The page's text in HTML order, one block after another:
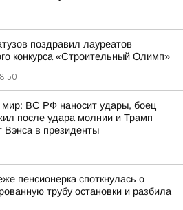
поздравил лауреатов
конкурса «Строительный Олимп»
мир: ВС РФ наносит удары, боец
после удара молнии и Трамп
Вэнса в президенты
пенсионерка споткнулась о
трубу остановки и разбила